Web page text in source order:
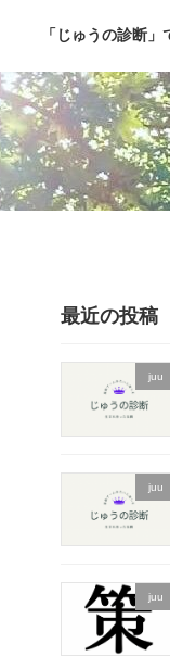
「じゅうの診断」
最近の投稿
juu
juu
juu